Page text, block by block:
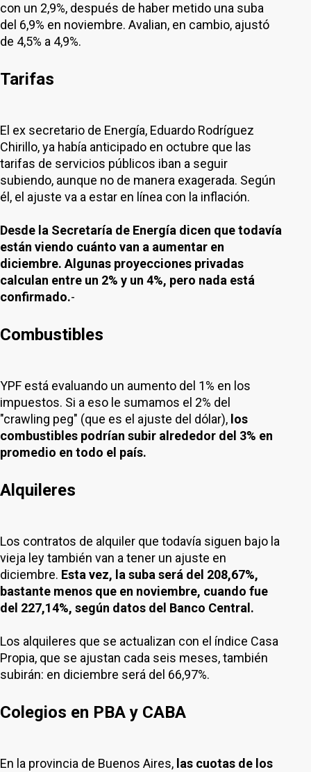
con un 2,9%, después de haber metido una suba
del 6,9% en noviembre. Avalian, en cambio, ajustó
de 4,5% a 4,9%.
Tarifas
El ex secretario de Energía, Eduardo Rodríguez
Chirillo, ya había anticipado en octubre que las
tarifas de servicios públicos iban a seguir
subiendo, aunque no de manera exagerada. Según
él, el ajuste va a estar en línea con la inflación.
Desde la Secretaría de Energía dicen que todavía
están viendo cuánto van a aumentar en
diciembre. Algunas proyecciones privadas
calculan entre un 2% y un 4%, pero nada está
confirmado.-
Combustibles
YPF está evaluando un aumento del 1% en los
impuestos. Si a eso le sumamos el 2% del
"crawling peg" (que es el ajuste del dólar), los
combustibles podrían subir alrededor del 3% en
promedio en todo el país.
Alquileres
Los contratos de alquiler que todavía siguen bajo la
vieja ley también van a tener un ajuste en
diciembre. Esta vez, la suba será del 208,67%,
bastante menos que en noviembre, cuando fue
del 227,14%, según datos del Banco Central.
Los alquileres que se actualizan con el índice Casa
Propia, que se ajustan cada seis meses, también
subirán: en diciembre será del 66,97%.
Colegios en PBA y CABA
En la provincia de Buenos Aires, las cuotas de los